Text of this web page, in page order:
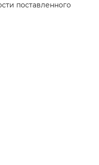
поставленного